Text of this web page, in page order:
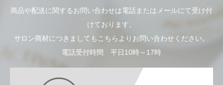
商品や配送に関するお問い合わせは電話またはメールにて受け付
けております。
サロン商材につきましてもこちらよりお問い合わせください。
電話受付時間 平日10時～17時